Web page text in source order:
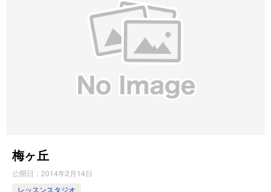
梅ヶ丘
公開日： 2014年2月14日
レッスンスタジオ